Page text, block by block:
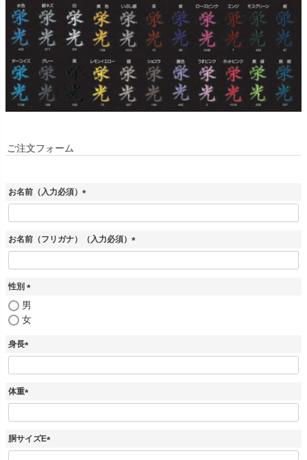
ご注文フォーム
お名前（入力必須）
(
必
お名前（フリガナ）（入力必須）
(
必
性別
(
須
男
女
身長
(
必
体重
(
必
胴サイズE
(